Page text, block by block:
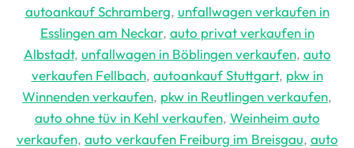
autoankauf Schramberg, unfallwagen verkaufen in
Esslingen am Neckar, auto privat verkaufen in
Albstadt, unfallwagen in Böblingen verkaufen, auto
verkaufen Fellbach, autoankauf Stuttgart, pkw in
Winnenden verkaufen, pkw in Reutlingen verkaufen,
auto ohne tüv in Kehl verkaufen, Weinheim auto
verkaufen, auto verkaufen Freiburg im Breisgau, auto